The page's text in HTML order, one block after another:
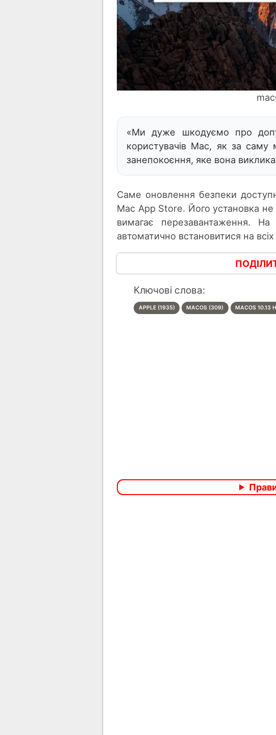
«Ми дуже шкодуємо про
користувачів Mac, як за саму
занепокоєння, яке вона
Саме оновлення безпеки
Mac App Store. Його установка не
вимагає перезавантаження.
автоматично встановитися на
Ключові слова:
APPLE (1935) MACOS (309) MACOS 10.13